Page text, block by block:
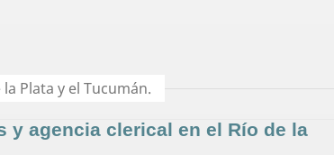
Plata y el Tucumán.
agencia clerical en el Río de la